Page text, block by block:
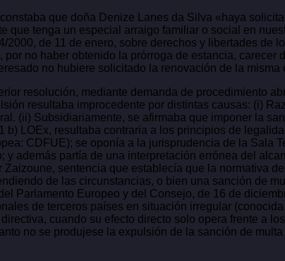
que doña Denize Lanes da Silva «haya
tenga un especial arraigo familiar o social en
de 11 de enero, sobre derechos y libertades de
no haber obtenido la prórroga de estancia, carecer
no hubiere solicitado la renovación de la
resolución, mediante demanda de procedimiento
resultaba improcedente por distintas causas: (i)
(ii) Subsidiariamente, se afirmaba que imponer la
LOEx, resultaba contraria a los principios de
CDFUE); se oponía a la jurisprudencia de la Sala
además partía de una interpretación errónea del
sentencia que establecía que la normativa
de las circunstancias, o bien una sanción de
Parlamento Europeo y del Consejo, de 16 de
de terceros países en situación irregular
cuando su efecto directo solo opera frente a
no se produjese la expulsión de la sanción de